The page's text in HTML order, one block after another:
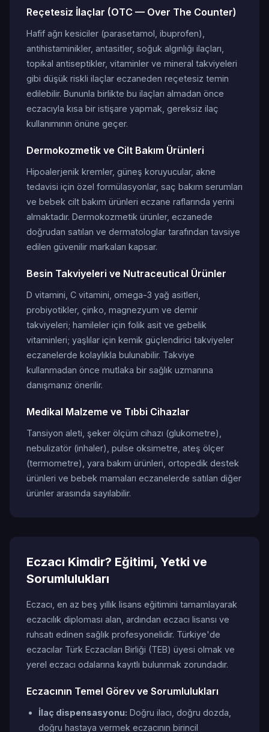
Reçetesiz İlaçlar (OTC — Over The Counter)
Hafif ağrı kesiciler (parasetamol, ibuprofen),
antihistaminikler, antasitler, soğuk algınlığı ilaçları,
topikal antiseptikler, vitaminler ve mineral takviyeleri
gibi düşük riskli ilaçlar eczaneden reçetesiz temin
edilebilir. Bununla birlikte bu ilaçları almadan önce
eczacıyla kısa bir istişare yapmak, gereksiz ilaç
kullanımının önüne geçer.
Dermokozmetik ve Cilt Bakım Ürünleri
Hipoalerjenik kremler, güneş koruyucular, akne
tedavisi için özel formülasyonlar, saç bakım serumları
ve bebek cilt bakım ürünleri eczane raflarında yerini
almaktadır. Dermokozmetik ürünler, eczanede
doğrudan satılan ve dermatologlar tarafından tavsiye
edilen güvenilir markaları kapsar.
Besin Takviyeleri ve Nutraceutical Ürünler
D vitamini, C vitamini, omega-3 yağ asitleri,
probiyotikler, çinko, magnezyum ve demir
takviyeleri; hamileler için folik asit ve gebelik
vitaminleri; yaşlılar için kemik güçlendirici takviyeler
eczanelerde kolaylıkla bulunabilir. Takviye
kullanmadan önce mutlaka bir sağlık uzmanına
danışmanız önerilir.
Medikal Malzeme ve Tıbbi Cihazlar
Tansiyon aleti, şeker ölçüm cihazı (glukometre),
nebulizatör (inhaler), pulse oksimetre, ateş ölçer
(termometre), yara bakım ürünleri, ortopedik destek
ürünleri ve bebek mamaları eczanelerde satılan diğer
ürünler arasında sayılabilir.
Eczacı Kimdir? Eğitimi, Yetki ve
Sorumlulukları
Eczacı, en az beş yıllık lisans eğitimini tamamlayarak
eczacılık diploması alan, ardından eczacı lisansı ve
ruhsatı edinen sağlık profesyonelidir. Türkiye'de
eczacılar Türk Eczacıları Birliği (TEB) üyesi olmak ve
yerel eczacı odalarına kayıtlı bulunmak zorundadır.
Eczacının Temel Görev ve Sorumlulukları
İlaç dispensasyonu: Doğru ilacı, doğru dozda,
doğru hastaya vermek eczacının birincil